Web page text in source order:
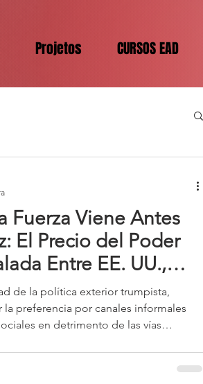
Projetos CURSOS EAD
Fuerza Viene Antes
El Precio del Poder
Entre EE. UU.,
de la política exterior trumpista,
la preferencia por canales informales
en detrimento de las vías
representa una ruptura profunda